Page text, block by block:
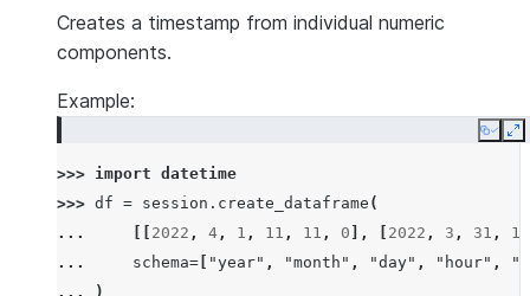
Creates a timestamp from individual numeric
components.
Example:
Copy
>>> import datetime
>>> df = session . create_dataframe (
...
2022 , 4 , 1 , 11 , 11 , 0 ], 2022 , 3 , 31 ,
11
...
schema= "year" , "month" , "day" , "hour" ,
...
)